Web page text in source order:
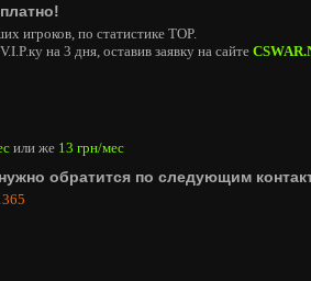
игроков, по статистике TOP.
на 3 дня, оставив заявку на сайте
или же 13 грн/мес
обратится по следующим